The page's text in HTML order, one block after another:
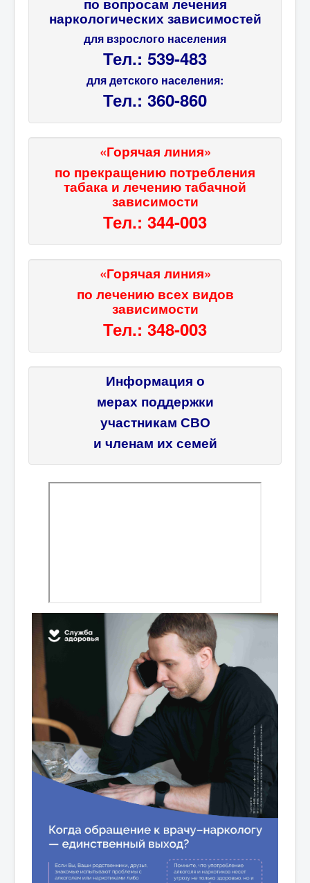
наркологических зависимостей
для взрослого населения
Тел.: 539-483
для детского населения:
Тел.: 360-860
«Горячая линия»
по прекращению потребления
табака и лечению табачной
зависимости
Тел.: 344-003
«Горячая линия»
по лечению всех видов
зависимости
Тел.: 348-003
Информация о
мерах поддержки
участникам СВО
и членам их семей